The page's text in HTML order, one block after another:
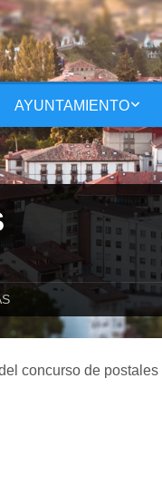
AYUNTAMIENTO
concurso de postales